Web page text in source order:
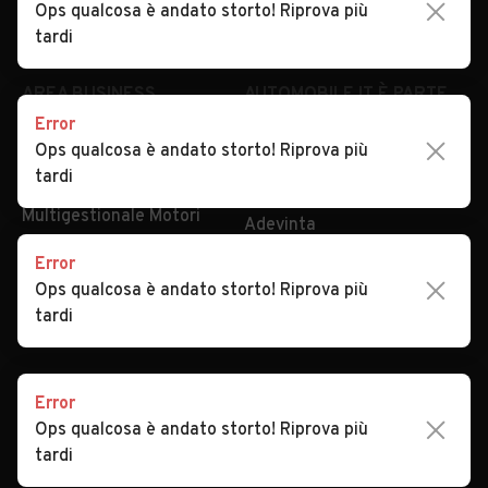
Security
Valutazione auto
AREA BUSINESS
Registrazione
concessionario
Multigestionale Motori
AUTOMOBILE.IT È PARTE
subito.it
Adevinta
SEGUICI
Copyright © 2023 Marktplaats B.V. Tutti i diritti riservati.
Marktplaats B.V. - P.IVA 803.603.307.B.01
Ops qualcosa è andato storto! Riprova più
tardi
Error
Ops qualcosa è andato storto! Riprova più
tardi
Error
Ops qualcosa è andato storto! Riprova più
tardi
Error
Ops qualcosa è andato storto! Riprova più
tardi